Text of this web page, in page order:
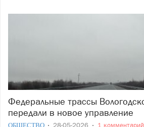
Федеральные трассы Вологодской области
передали в новое управление
ОБЩЕСТВО 28-05-2026 1 комментарий